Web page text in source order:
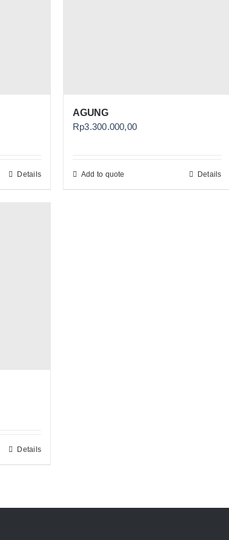
Details
AGUNG
Rp3.300.000,00
Add to quote Details
Details